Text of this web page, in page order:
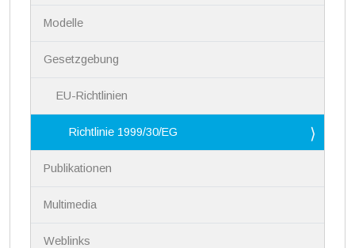
Modelle
Gesetzgebung
EU-Richtlinien
Richtlinie 1999/30/EG
Publikationen
Multimedia
Weblinks